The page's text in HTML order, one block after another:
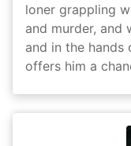
loner grappling
and murder, and
and in the hands
offers him a